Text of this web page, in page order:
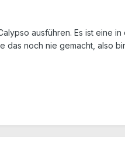
ausführen. Es ist eine
das noch nie gemacht, also